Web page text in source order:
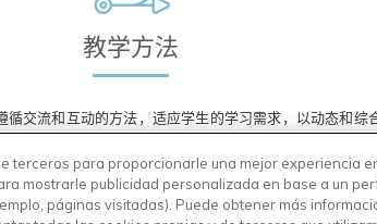
教学方法
循交流和互动的方法，适应学生的学习需求，以动态和综
terceros para proporcionarle una mejor experiencia
mostrarle publicidad personalizada en base a un
páginas visitadas). Puede obtener más